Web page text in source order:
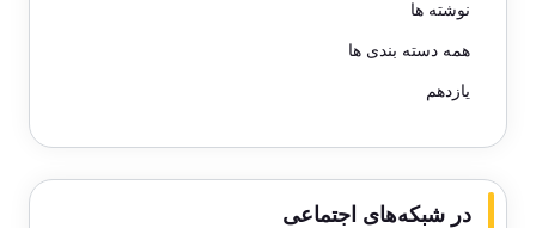
نوشته ها
همه دسته بندی ها
یازدهم
در شبکه‌های اجتماعی